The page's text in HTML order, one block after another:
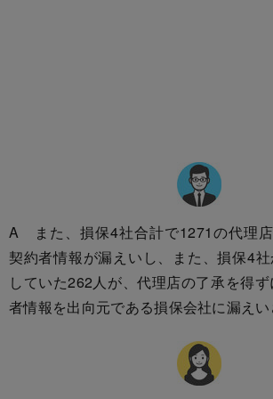
A また、損保4社合計で1271の代理
契約者情報が漏えいし、また、損保4
していた262人が、代理店の了承を得
者情報を出向元である損保会社に漏えい